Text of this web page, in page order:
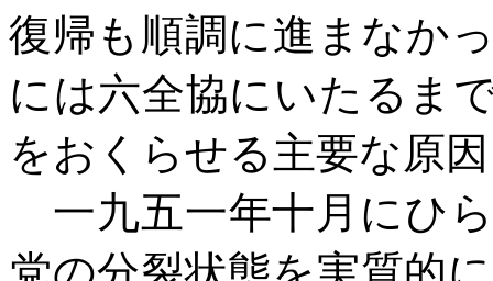
復帰も順調に進まなか
には六全協にいたるま
をおくらせる主要な原
一九五一年十月にひ